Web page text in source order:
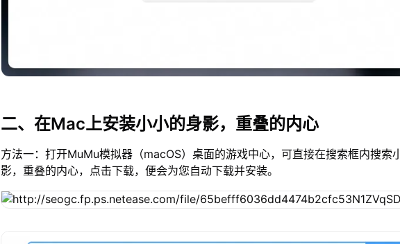
二、在Mac上安装小小的身影，重叠的内心
方法一：打开MuMu模拟器（macOS）桌面的游戏中心，可直接在搜索框内搜索
影，重叠的内心，点击下载，便会为您自动下载并安装。